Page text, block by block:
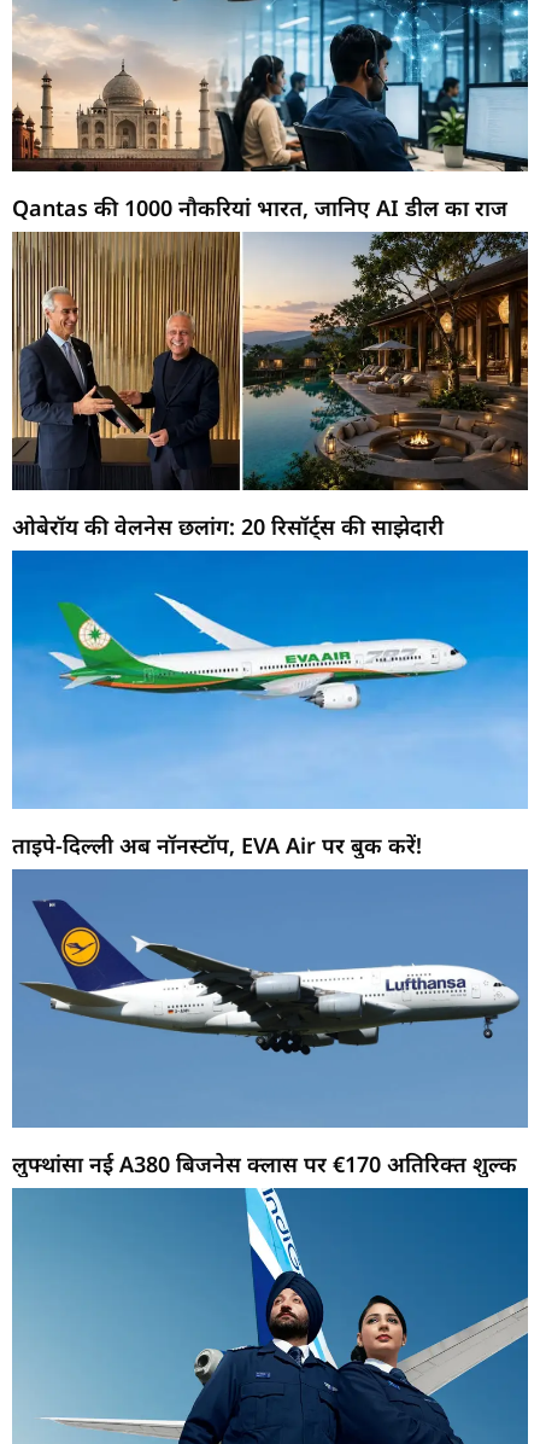
Qantas की 1000 नौकरियां भारत, जानिए AI डील का राज
ओबेरॉय की वेलनेस छलांग: 20 रिसॉर्ट्स की साझेदारी
ताइपे-दिल्ली अब नॉनस्टॉप, EVA Air पर बुक करें!
लुफ्थांसा नई A380 बिजनेस क्लास पर €170 अतिरिक्त शुल्क